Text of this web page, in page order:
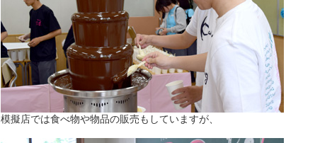
模擬店では食べ物や物品の販売もしていますが、